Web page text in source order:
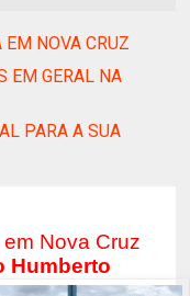
NOVA CRUZ
EM GERAL NA
PARA A SUA
Nova Cruz
Humberto